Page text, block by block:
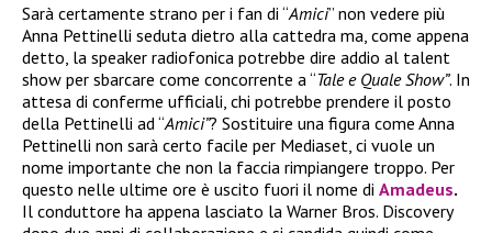
Sarà certamente strano per i fan di “Amici” non vedere più
Anna Pettinelli seduta dietro alla cattedra ma, come appena
detto, la speaker radiofonica potrebbe dire addio al talent
show per sbarcare come concorrente a “Tale e Quale Show”. In
attesa di conferme ufficiali, chi potrebbe prendere il posto
della Pettinelli ad “Amici”? Sostituire una figura come Anna
Pettinelli non sarà certo facile per Mediaset, ci vuole un
nome importante che non la faccia rimpiangere troppo. Per
questo nelle ultime ore è uscito fuori il nome di Amadeus.
Il conduttore ha appena lasciato la Warner Bros. Discovery